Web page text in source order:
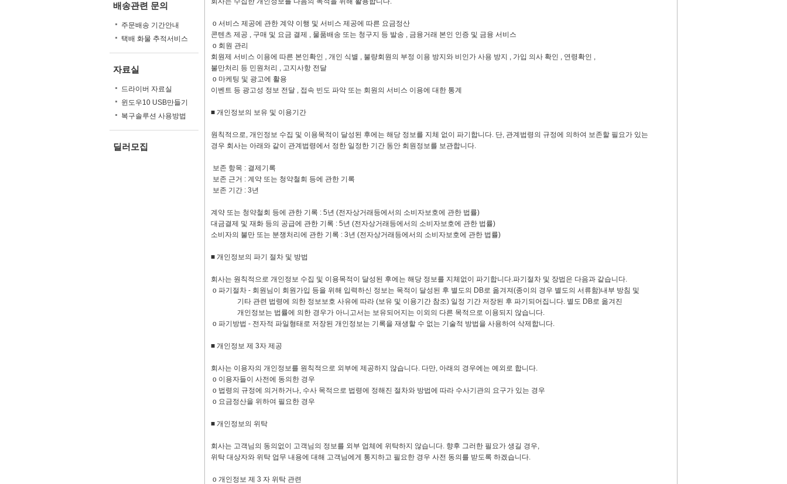
배송관련 문의
주문배송 기간안내
택배 화물 추적서비스
자료실
드라이버 자료실
윈도우10 USB만들기
복구솔루션 사용방법
딜러모집
ο 서비스 제공에 관한 계약 이행 및 서비스 제공에 따른 요금정산
콘텐츠 제공 , 구매 및 요금 결제 , 물품배송 또는 청구지 등 발송 , 금융거래 본인 인증 및 금융 서비스
ο 회원 관리
회원제 서비스 이용에 따른 본인확인 , 개인 식별 , 불량회원의 부정 이용 방지와 비인가 사용 방지 , 가입 의사 확인 , 연령확인 ,
불만처리 등 민원처리 , 고지사항 전달
ο 마케팅 및 광고에 활용
이벤트 등 광고성 정보 전달 , 접속 빈도 파악 또는 회원의 서비스 이용에 대한 통계
■ 개인정보의 보유 및 이용기간
원칙적으로, 개인정보 수집 및 이용목적이 달성된 후에는 해당 정보를 지체 없이 파기합니다. 단, 관계법령의 규정에 의하여 보존할 필요가 있는
경우 회사는 아래와 같이 관계법령에서 정한 일정한 기간 동안 회원정보를 보관합니다.
보존 항목 : 결제기록
보존 근거 : 계약 또는 청약철회 등에 관한 기록
보존 기간 : 3년
계약 또는 청약철회 등에 관한 기록 : 5년 (전자상거래등에서의 소비자보호에 관한 법률)
대금결제 및 재화 등의 공급에 관한 기록 : 5년 (전자상거래등에서의 소비자보호에 관한 법률)
소비자의 불만 또는 분쟁처리에 관한 기록 : 3년 (전자상거래등에서의 소비자보호에 관한 법률)
■ 개인정보의 파기 절차 및 방법
회사는 원칙적으로 개인정보 수집 및 이용목적이 달성된 후에는 해당 정보를 지체없이 파기합니다.파기절차 및 장법은 다음과 같습니다.
ο 파기절차 - 회원님이 회원가입 등을 위해 입력하신 정보는 목적이 달성된 후 별도의 DB로 옮겨져(종이의 경우 별도의 서류함)내부 방침 및
기타 관련 법령에 의한 정보보호 사유에 따라 (보유 및 이용기간 참조) 일정 기간 저장된 후 파기되어집니다. 별도 DB로 옮겨진
개인정보는 법률에 의한 경우가 아니고서는 보유되어지는 이외의 다른 목적으로 이용되지 않습니다.
ο 파기방법 - 전자적 파일형태로 저장된 개인정보는 기록을 재생할 수 없는 기술적 방법을 사용하여 삭제합니다.
■ 개인정보 제 3자 제공
회사는 이용자의 개인정보를 원칙적으로 외부에 제공하지 않습니다. 다만, 아래의 경우에는 예외로 합니다.
ο 이용자들이 사전에 동의한 경우
ο 법령의 규정에 의거하거나, 수사 목적으로 법령에 정해진 절차와 방법에 따라 수사기관의 요구가 있는 경우
ο 요금정산을 위하여 필요한 경우
■ 개인정보의 위탁
회사는 고객님의 동의없이 고객님의 정보를 외부 업체에 위탁하지 않습니다. 향후 그러한 필요가 생길 경우,
위탁 대상자와 위탁 업무 내용에 대해 고객님에게 통지하고 필요한 경우 사전 동의를 받도록 하겠습니다.
ο 개인정보 제 3 자 위탁 관련